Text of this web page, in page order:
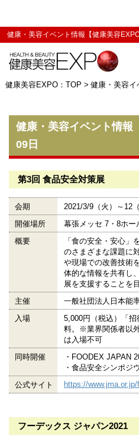
健康・美容イベント情報【健康美容EXPO
健康美容EXPO：TOP > 健康・美容イ
健康・美容イベント情報
09日
第3回 食品安全対策展
会期
2021/3/9（火）～12（
開催場所
幕張メッセ 7・8ホー
概要
「食の安全・安心」
のさまざまな課題に
や現場での改善技術
体的な情報を共有し
展を支援することを
主催
一般社団法人日本能
入場
5,000円（税込）「
料。※業界関係者以
は入場不可
同時開催
・FOODEX JAPAN
・食品安全シンポジ
公式サイト
https://
フーデックス ジャパン2021